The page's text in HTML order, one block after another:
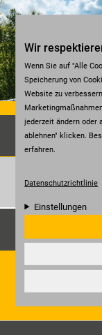
Wir
Wenn Sie auf "Alle
Speicherung von
Website zu
jederzeit ändern oder
ablehnen" klicken.
erfahren.
Datenschutzrichtlinie
Einstellungen
Direkt zum Inhalt